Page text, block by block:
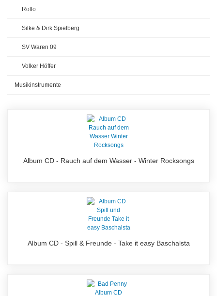
Rollo
Silke & Dirk Spielberg
SV Waren 09
Volker Höffer
Musikinstrumente
Album CD - Rauch auf dem Wasser - Winter Rocksongs
Album CD - Spill & Freunde - Take it easy Baschalsta